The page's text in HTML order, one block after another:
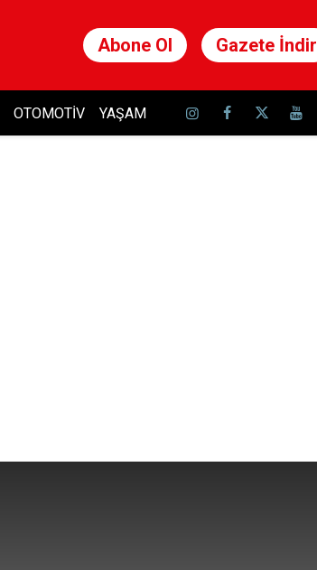
Abone Ol Gazete İndir
OTOMOTIV YAŞAM